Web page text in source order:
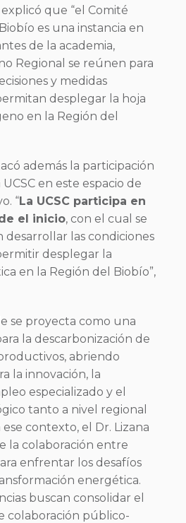
que “el Comité
es una instancia en
de la academia,
Regional se reúnen para
y medidas
desplegar la hoja
en la Región del
además la participación
en este espacio de
“La UCSC participa en
el inicio, con el cual se
desarrollar las condiciones
desplegar la
en la Región del Biobío”,
se proyecta como una
la descarbonización de
abriendo
la innovación, la
especializado y el
tanto a nivel regional
contexto, el Dr. Lizana
la colaboración entre
enfrentar los desafíos
energética.
buscan consolidar el
colaboración público-